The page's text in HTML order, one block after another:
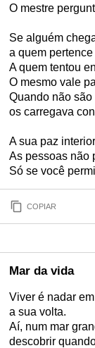
O mestre
Se alguém
a quem
A quem tentou
O mesmo vale
Quando não
os carregava
A sua paz
As pessoas não
Só se você
COPIAR
Mar da vida
Viver é nadar
a sua volta.
Aí, num mar
descobrir